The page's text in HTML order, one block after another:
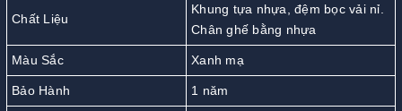
Chất Liệu
Khung tựa nhựa, đệm bọc vải nỉ.
Chân ghế bằng nhựa
Màu Sắc Xanh mạ
Bảo Hành 1 năm